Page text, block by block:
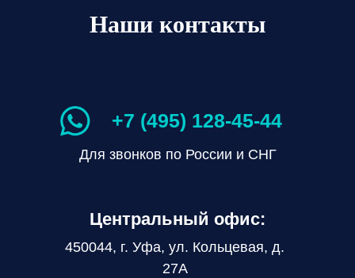
Наши контакты
Для звонков по России и СНГ
+7 (495) 128-45-44
450044, г. Уфа, ул. Кольцевая, д.
27А
Центральный офис: